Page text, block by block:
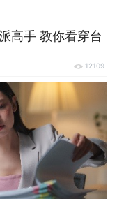
高手 教你看穿台
12109